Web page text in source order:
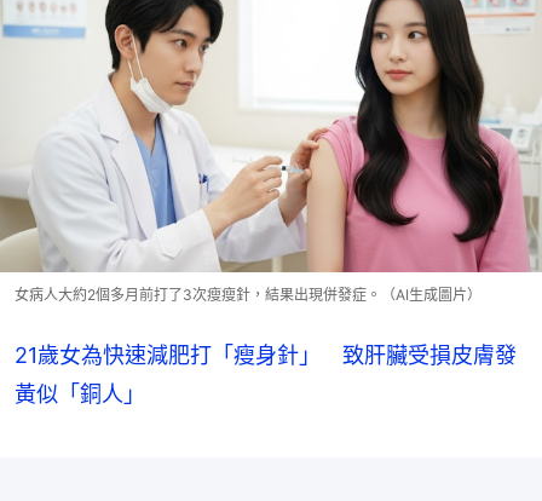
女病人大約2個多月前打了3次瘦瘦針，結果出現併發症。（AI生成圖片）
21歲女為快速減肥打「瘦身針」 致肝臟受損皮膚發
黃似「銅人」